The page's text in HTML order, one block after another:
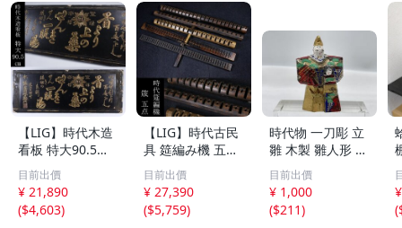
【LIG】時代木造
看板 特大90.5㎝
金彩 本舗 高田徳
左衛門 古美術品
2606.676
目前出價
¥ 21,890
($4,603)
【LIG】時代古民
具 筵編み機 五点
むしろ編み 筬 お
さ 農具 古道具 26
04.458
目前出價
¥ 27,390
($5,759)
時代物 一刀彫 立
雛 木製 雛人形 木
彫彩色 小型 2.2×
3.5×H5.7cm ひな
祭り 郷土玩具 木
工芸 置物 木彫人
目前出價
¥ 1,000
($211)
(